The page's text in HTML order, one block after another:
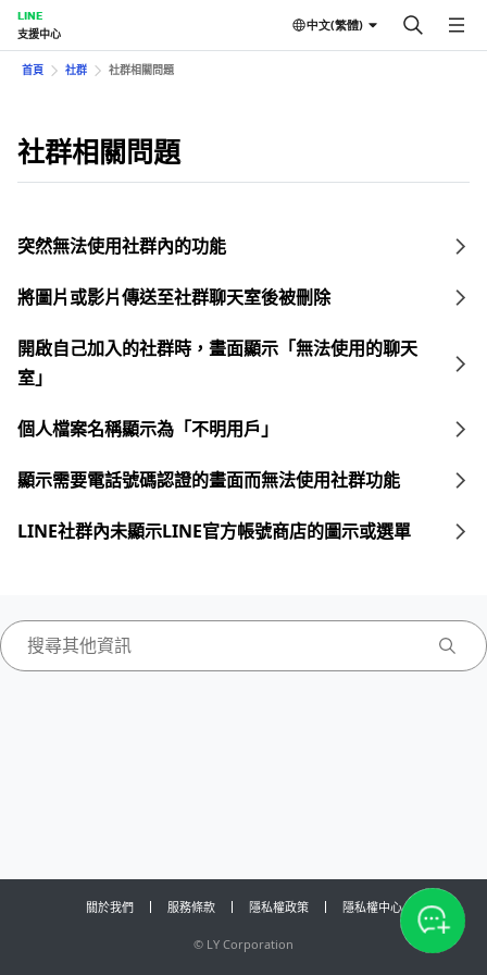
LINE
支援中心
中文(繁體)
首頁 社群 社群相關問題
社群相關問題
突然無法使用社群內的功能
將圖片或影片傳送至社群聊天室後被刪除
開啟自己加入的社群時，畫面顯示「無法使用的聊天
室」
個人檔案名稱顯示為「不明用戶」
顯示需要電話號碼認證的畫面而無法使用社群功能
LINE社群內未顯示LINE官方帳號商店的圖示或選單
關於我們 服務條款 隱私權政策 隱私權中心
© LY Corporation